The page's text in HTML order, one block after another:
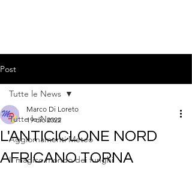
Post
Tutte le News
Aggiornamenti Meteo
Il magico mondo dei funghi
Tutte le News
L'ANTICICLONE NORD
AFRICANO TORNA
Marco Di Loreto
19 dic 2022